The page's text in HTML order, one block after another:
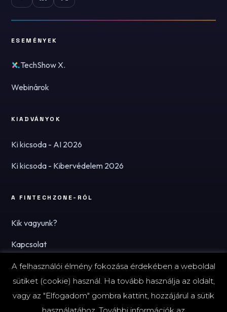
ESEMÉNYEK
TechShow X.
Webinárok
KIADVÁNYOK
Ki kicsoda - AI 2026
Ki kicsoda - Kibervédelem 2026
A FINTECHZONE-RÓL
Kik vagyunk?
Kapcsolat
Hírlevél
A felhasználói élmény fokozása érdekében a weboldal
sütiket (cookie) használ. Ha tovább használja az oldalt,
vagy az "Elfogadom" gombra kattint, hozzájárul a sütik